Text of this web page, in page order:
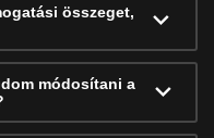
összeget,
módosítani a